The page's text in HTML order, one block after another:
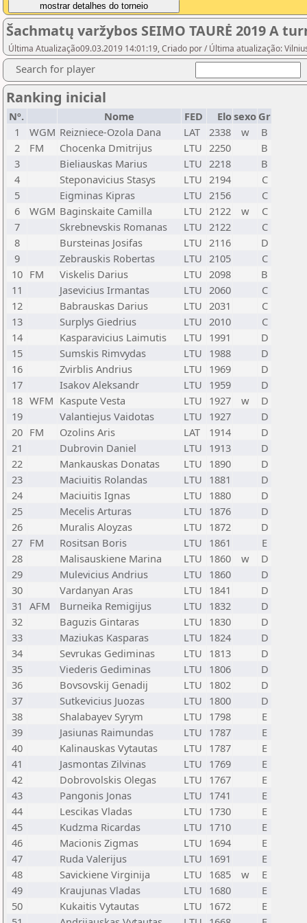
Šachmatų varžybos SEIMO TAURĖ 2019 A
Última Atualização09.03.2019 14:01:19, Criado por / Última atualização:
Search for player
Ranking inicial
Nº. Nome FED Elosexo Gr
1
WGM Reizniece-Ozola Dana LAT 2338 w
B
2
FM Chocenka Dmitrijus LTU 2250
B
3
Bieliauskas Marius LTU 2218
B
4
Steponavicius Stasys LTU 2194
C
5
Eigminas Kipras LTU 2156
C
6
WGM Baginskaite Camilla LTU 2122 w
C
7
Skrebnevskis Romanas LTU 2122
C
8
Bursteinas Josifas LTU 2116
D
9
Zebrauskis Robertas LTU 2105
C
10 FM Viskelis Darius LTU 2098
B
11
Jasevicius Irmantas LTU 2060
C
12
Babrauskas Darius LTU 2031
C
13
Surplys Giedrius LTU 2010
C
14
Kasparavicius Laimutis LTU 1991
D
15
Sumskis Rimvydas LTU 1988
D
16
Zvirblis Andrius LTU 1969
D
17
Isakov Aleksandr LTU 1959
D
18 WFM Kaspute Vesta LTU 1927 w
D
19
Valantiejus Vaidotas LTU 1927
D
20 FM Ozolins Aris LAT 1914
D
21
Dubrovin Daniel LTU 1913
D
22
Mankauskas Donatas LTU 1890
D
23
Maciuitis Rolandas LTU 1881
D
24
Maciuitis Ignas LTU 1880
D
25
Mecelis Arturas LTU 1876
D
26
Muralis Aloyzas LTU 1872
D
27 FM Rositsan Boris LTU 1861
E
28
Malisauskiene Marina LTU 1860 w
D
29
Mulevicius Andrius LTU 1860
D
30
Vardanyan Aras LTU 1841
D
31 AFM Burneika Remigijus LTU 1832
D
32
Baguzis Gintaras LTU 1830
D
33
Maziukas Kasparas LTU 1824
D
34
Sevrukas Gediminas LTU 1813
D
35
Viederis Gediminas LTU 1806
D
36
Bovsovskij Genadij LTU 1802
D
37
Sutkevicius Juozas LTU 1800
D
38
Shalabayev Syrym LTU 1798
E
39
Jasiunas Raimundas LTU 1787
E
40
Kalinauskas Vytautas LTU 1787
E
41
Jasmontas Zilvinas LTU 1769
E
42
Dobrovolskis Olegas LTU 1767
E
43
Pangonis Jonas LTU 1741
E
44
Lescikas Vladas LTU 1730
E
45
Kudzma Ricardas LTU 1710
E
46
Macionis Zigmas LTU 1694
E
47
Ruda Valerijus LTU 1691
E
48
Savickiene Virginija LTU 1685 w
E
49
Kraujunas Vladas LTU 1680
E
50
Kukaitis Vytautas LTU 1672
E